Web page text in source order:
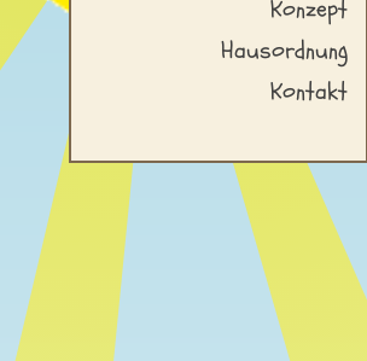
Konzept
Hausordnung
Kontakt